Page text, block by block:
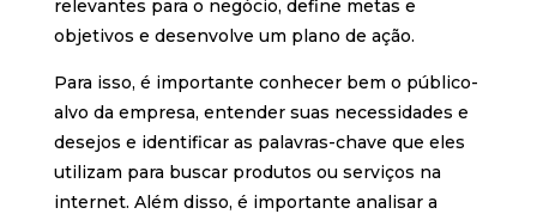
relevantes para o negócio, define metas e
objetivos e desenvolve um plano de ação.
Para isso, é importante conhecer bem o público-
alvo da empresa, entender suas necessidades e
desejos e identificar as palavras-chave que eles
utilizam para buscar produtos ou serviços na
internet. Além disso, é importante analisar a